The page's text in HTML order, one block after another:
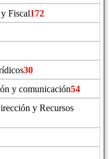
Fiscal172
30
y comunicación54
y Recursos